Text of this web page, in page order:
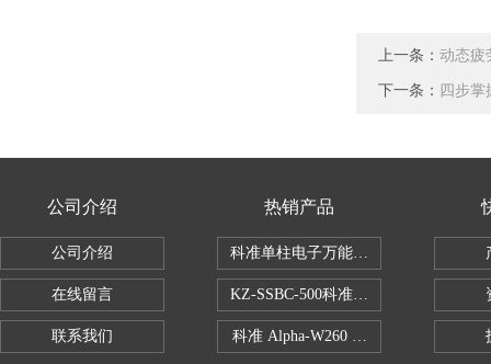
上一条： 动态疲
下一条： 四步
公司介绍
公司介绍
在线留言
联系我们
热销产品
科准单柱电子万能拉力机KZ-SSBC-500
KZ-SSBC-500科准单柱电子万能试验
科准 Alpha-W260 半导体全自动推拉